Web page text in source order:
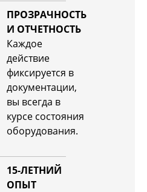
ПРОЗРАЧНОСТЬ
И ОТЧЕТНОСТЬ
Каждое
действие
фиксируется в
документации,
вы всегда в
курсе состояния
оборудования.
15-ЛЕТНИЙ
ОПЫТ